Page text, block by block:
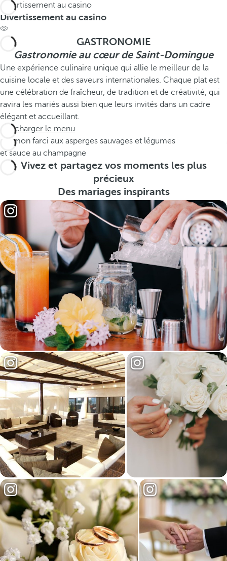
Divertissement au casino
Divertissement au casino
GASTRONOMIE
Gastronomie au cœur de Saint-Domingue
Une expérience culinaire unique qui allie le meilleur de la
cuisine locale et des saveurs internationales. Chaque plat est
une célébration de fraîcheur, de tradition et de créativité, qui
ravira les mariés aussi bien que leurs invités dans un cadre
élégant et accueillant.
Télécharger le menu
Saumon farci aux asperges sauvages et légumes
et sauce au champagne
Vivez et partagez vos moments les plus
précieux
Des mariages inspirants